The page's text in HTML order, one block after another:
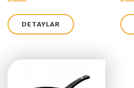
DETAYLAR